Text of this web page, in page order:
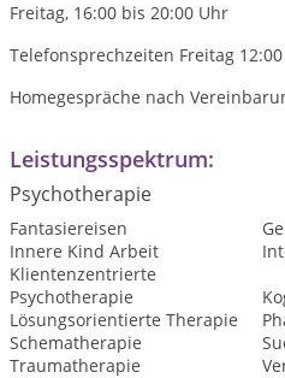
Freitag, 16:00 bis 20:00 Uhr
Telefonsprechzeiten Freitag
Homegespräche nach
Leistungsspektrum:
Psychotherapie
Fantasiereisen
Innere Kind Arbeit
Klientenzentrierte
Psychotherapie
Lösungsorientierte Therapie
Schematherapie
Traumatherapie